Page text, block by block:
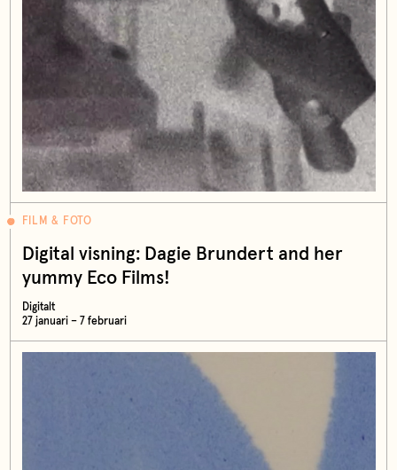
FILM & FOTO
Digital visning: Dagie Brundert and her
yummy Eco Films!
Digitalt
27 januari – 7 februari